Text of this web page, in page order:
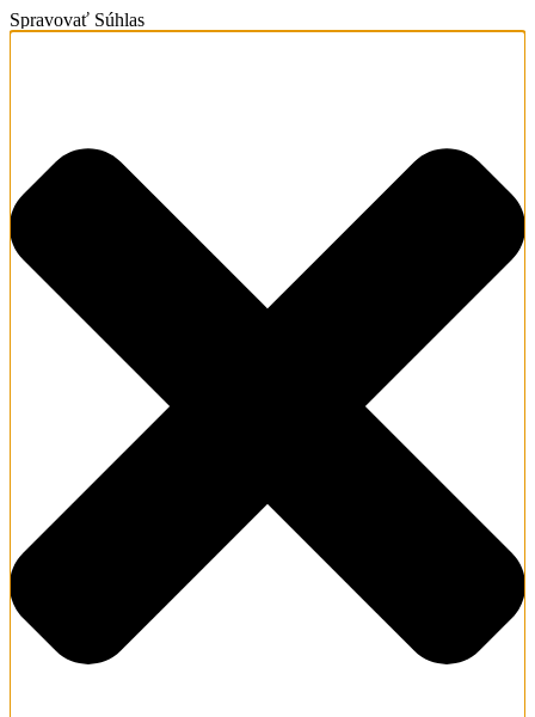
Spravovať Súhlas